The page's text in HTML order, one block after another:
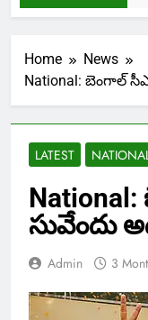
Home
News
National: బెంగాల్
LATEST
సువేందు
Admin 3